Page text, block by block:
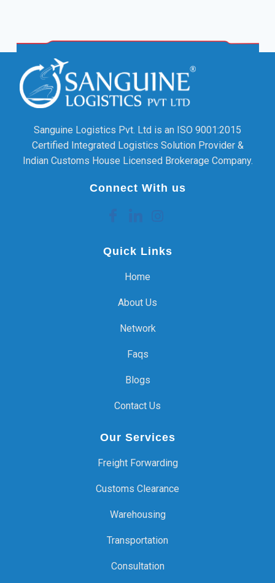
Sanguine Logistics Pvt. Ltd is an ISO 9001:2015
Certified Integrated Logistics Solution Provider &
Indian Customs House Licensed Brokerage Company.
Connect With us
Quick Links
Home
About Us
Network
Faqs
Blogs
Contact Us
Our Services
Freight Forwarding
Customs Clearance
Warehousing
Transportation
Consultation